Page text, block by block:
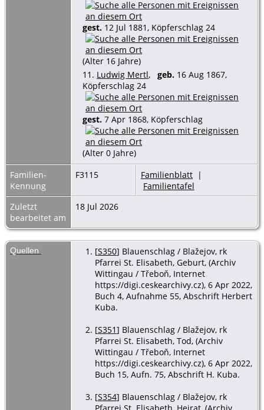
gest. 12 Jul 1881, Köpferschlag 24
(Alter 16 Jahre)
11. Ludwig Mertl, geb. 16 Aug 1867,
Köpferschlag 24
gest. 7 Apr 1868, Köpferschlag
(Alter 0 Jahre)
Familien-
Kennung
F3115 Familienblatt |
Familientafel
Zuletzt
bearbeitet am
18 Jul 2026
Quellen [S350] Blauenschlag / Blažejov, rk
Pfarrei St. Elisabeth, Geburt, (Archiv
Wittingau / Třeboň, Internet
https://digi.ceskearchivy.cz), 6 Apr 2022,
Buch 4, Aufnahme 55, Abschrift Herbert
Kuba.
[S351] Blauenschlag / Blažejov, rk
Pfarrei St. Elisabeth, Tod, (Archiv
Wittingau / Třeboň, Internet
https://digi.ceskearchivy.cz), 6 Apr 2022,
Buch 15, Aufn. 75, Abschrift H. Kuba.
[S354] Blauenschlag / Blažejov, rk